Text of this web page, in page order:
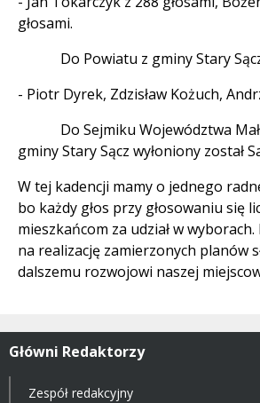
głosami.
Do Powiatu z gminy Stary Sącz
- Piotr Dyrek, Zdzisław Kożuch,
Do Sejmiku Województwa
gminy Stary Sącz wyłoniony został
W tej kadencji mamy o jednego
bo każdy głos przy głosowaniu się
mieszkańcom za udział w
na realizację zamierzonych planów
dalszemu rozwojowi naszej
Główni Redaktorzy
Zespół redakcyjny